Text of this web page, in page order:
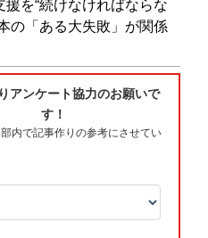
援を“続けなければならな
の「ある大失敗」が関係